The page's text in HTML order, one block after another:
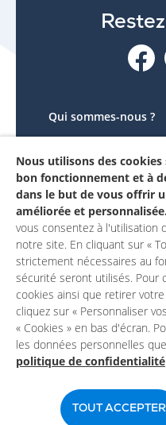
Qui sommes-nous ?
Le projet
Contactez-nous
Mon compte
Nous utilisons des
bon fonctionnement et à
dans le but de vous offrir
améliorée et personnalisée.
vous consentez à l'utilisation
notre site. En cliquant sur «
strictement nécessaires au
sécurité seront utilisés. Pour
cookies ainsi que retirer
cliquez sur « Personnaliser
« Cookies » en bas d'écran.
les données personnelles
politique de confidentialité
TOUT ACCEPTER